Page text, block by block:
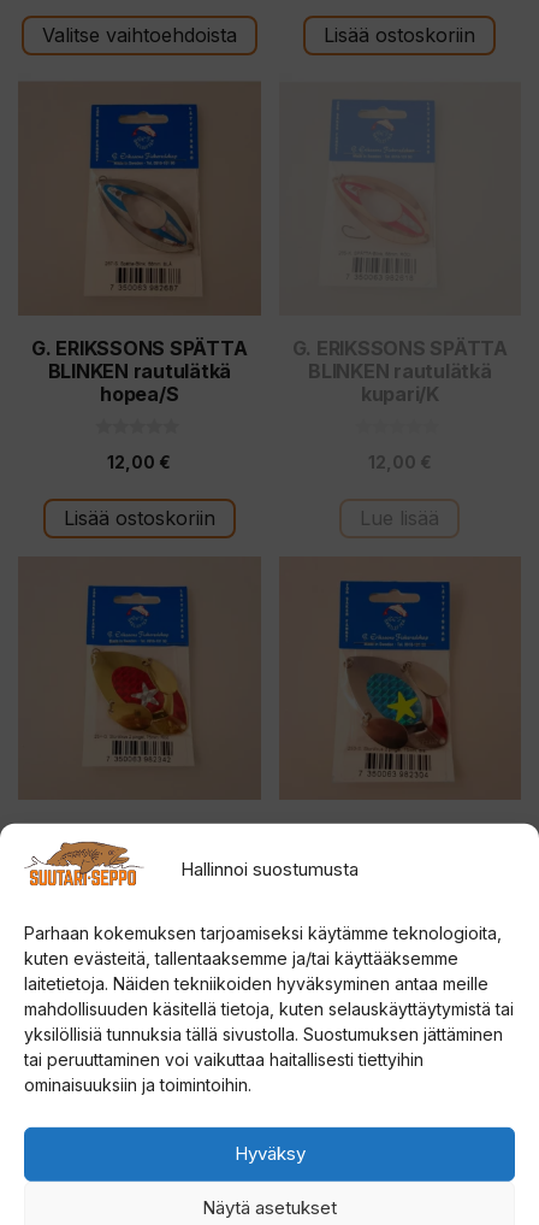
Hallinnoi suostumusta
Parhaan kokemuksen tarjoamiseksi käytämme teknologioita,
kuten evästeitä, tallentaaksemme ja/tai käyttääksemme
laitetietoja. Näiden tekniikoiden hyväksyminen antaa meille
mahdollisuuden käsitellä tietoja, kuten selauskäyttäytymistä tai
yksilöllisiä tunnuksia tällä sivustolla. Suostumuksen jättäminen
tai peruuttaminen voi vaikuttaa haitallisesti tiettyihin
ominaisuuksiin ja toimintoihin.
Hyväksy
Näytä asetukset
ä
Valitse vaihtoehdoista
s
t
ä
Lisää ostoskoriin
G. ERIKSSONS SPÄTTA
BLINKEN rautulätkä
hopea/S
s
t
ä
12,00 €
Lisää ostoskoriin
G. ERIKSSONS SPÄTTA
BLINKEN rautulätkä
kupari/K
s
ä
12,00 €
Lue lisää
G. ERIKSSONS STOR
VIRUS 2-PINGEL
rautulätkä kulta/G
0
5
:
s
ä
12,00€
Lisää ostoskoriin
G. ERIKSSONS STOR
rautulätkä hopea/S
0
5
:
s
ä
12,00€
Lisää ostoskoriin